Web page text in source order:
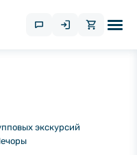
экскурсий